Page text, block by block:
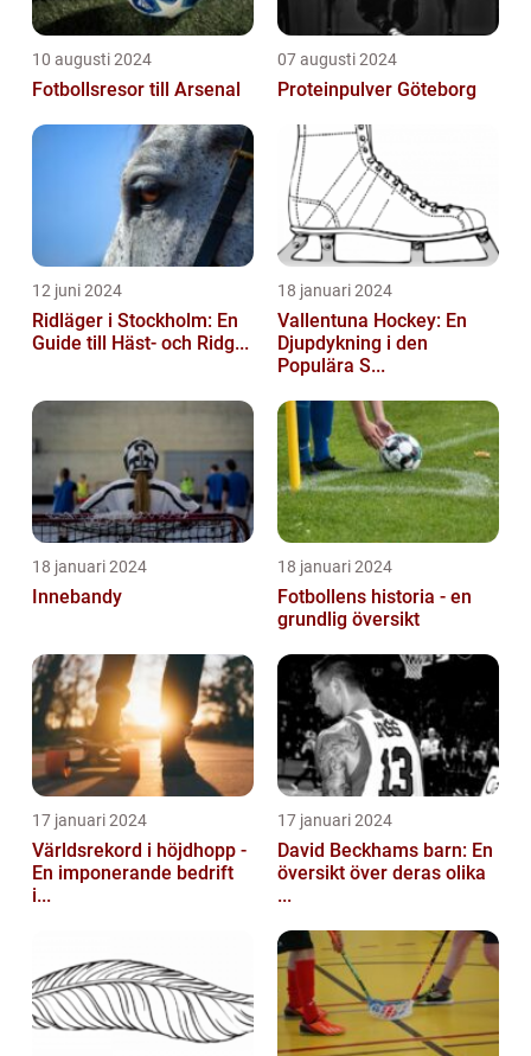
10 augusti 2024
Fotbollsresor till Arsenal
07 augusti 2024
Proteinpulver Göteborg
12 juni 2024
Ridläger i Stockholm: En
Guide till Häst- och Ridg...
18 januari 2024
Vallentuna Hockey: En
Djupdykning i den
Populära S...
18 januari 2024
Innebandy
18 januari 2024
Fotbollens historia - en
grundlig översikt
17 januari 2024
Världsrekord i höjdhopp -
En imponerande bedrift
i...
17 januari 2024
David Beckhams barn: En
översikt över deras olika
...